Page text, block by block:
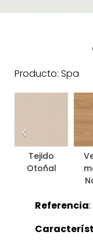
Producto: Spa
Tejido
Otoñal
‹
Referencia